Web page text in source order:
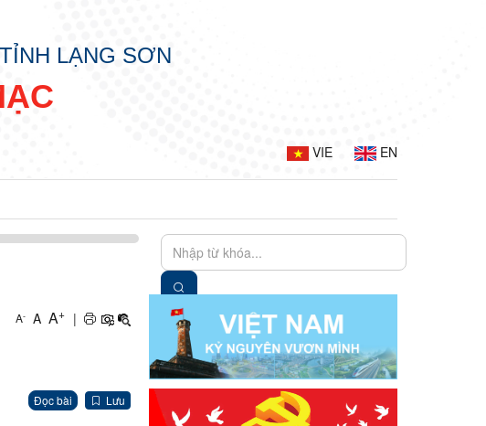
LẠNG SƠN
VIE EN
A- A A+ |
Đọc bài Lưu